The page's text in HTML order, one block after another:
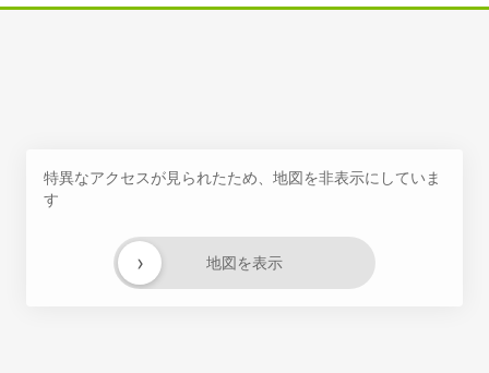
特異なアクセスが見られたため、地図を非表示にしていま
す
地図を表示
›